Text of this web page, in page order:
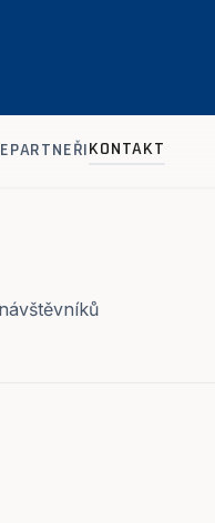
PARTNEŘIKONTAKT